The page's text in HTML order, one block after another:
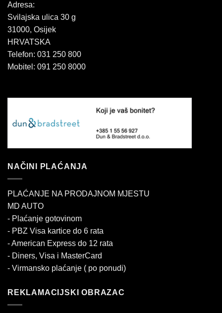
Adresa:
Svilajska ulica 30 g
31000, Osijek
HRVATSKA
Telefon: 031 250 800
Mobitel: 091 250 8000
NAČINI PLAĆANJA
PLAĆANJE NA PRODAJNOM MJESTU
MD AUTO
- Plaćanje gotovinom
- PBZ Visa kartice do 6 rata
- American Express do 12 rata
- Diners, Visa i MasterCard
- Virmansko plaćanje ( po ponudi)
REKLAMACIJSKI OBRAZAC